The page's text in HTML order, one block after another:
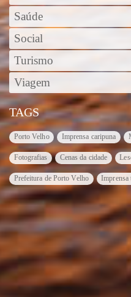
Saúde
Social
Turismo
Viagem
TAGS
Porto Velho Imprensa caripuna
Fotografias Cenas da cidade
Prefeitura de Porto Velho